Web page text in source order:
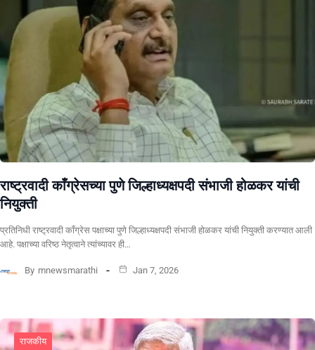
राष्ट्रवादी काँग्रेसच्या पुणे जिल्हाध्यक्षपदी संभाजी होळकर यांची
नियुक्ती
प्रतिनिधी राष्ट्रवादी काँग्रेस पक्षाच्या पुणे जिल्हाध्यक्षपदी संभाजी होळकर यांची नियुक्ती करण्यात आली
आहे. पक्षाच्या वरिष्ठ नेतृत्वाने त्यांच्यावर ही…
By mnewsmarathi Jan 7, 2026
राजकीय